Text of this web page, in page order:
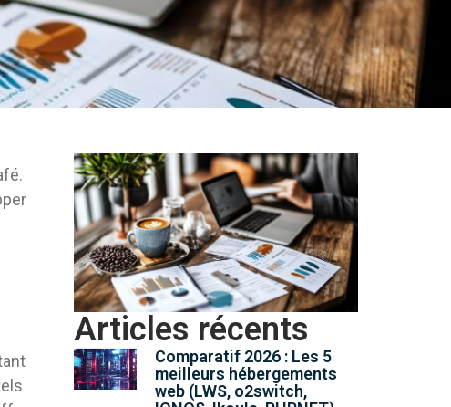
Articles récents
Comparatif 2026 : Les 5
meilleurs hébergements
web (LWS, o2switch,